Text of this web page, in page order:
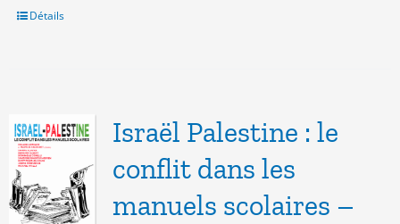
Détails
Israël Palestine : le
conflit dans les
manuels scolaires –